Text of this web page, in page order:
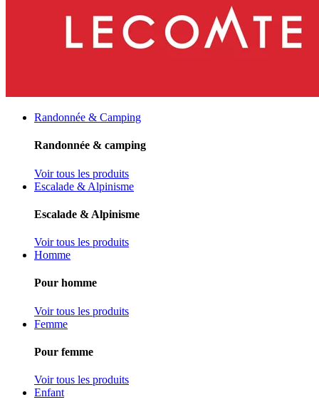
Randonnée & Camping
Randonnée & camping
Voir tous les produits
Escalade & Alpinisme
Escalade & Alpinisme
Voir tous les produits
Homme
Pour homme
Voir tous les produits
Femme
Pour femme
Voir tous les produits
Enfant